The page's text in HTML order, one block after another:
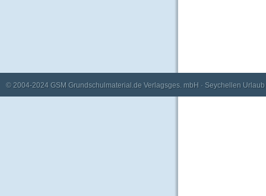
© 2004-2024 GSM Grundschulmaterial.de Verlagsges. mbH · Seychellen Urlaub